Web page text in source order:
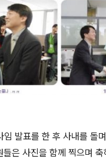
발표를 한 후 사내를 돌
들은 사진을 함께 찍으며